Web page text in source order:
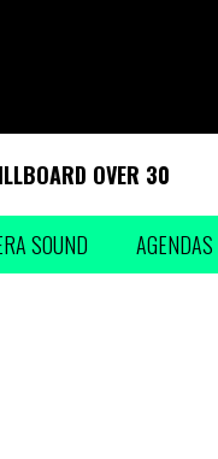
OVER 30
SOUND AGENDAS